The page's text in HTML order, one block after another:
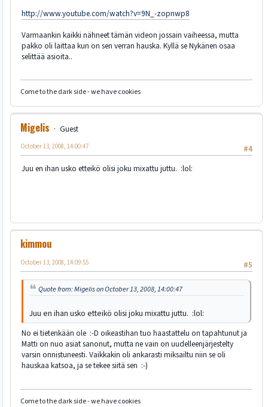
http://www.youtube.com/watch?v=9N_-zopnwp8
Varmaankin kaikki nähneet tämän videon jossain vaiheessa, mutta
pakko oli laittaa kun on sen verran hauska. Kyllä se Nykänen osaa
selittää asioita..
Come to the dark side - we have cookies
Migelis
Guest
#4
October 13, 2008, 14:00:47
Juu en ihan usko etteikö olisi joku mixattu juttu. :lol:
kimmou
#5
October 13, 2008, 14:09:55
Quote from: Migelis on October 13, 2008, 14:00:47
Juu en ihan usko etteikö olisi joku mixattu juttu. :lol:
No ei tietenkään ole :-D oikeastihan tuo haastattelu on tapahtunut ja
Matti on nuo asiat sanonut, mutta ne vain on uudelleenjärjestelty
varsin onnistuneesti. Vaikkakin oli ankarasti miksailtu niin se oli
hauskaa katsoa, ja se tekee siitä sen :-)
Come to the dark side - we have cookies